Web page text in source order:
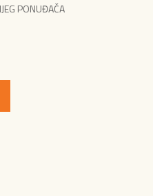
PONUĐAČA